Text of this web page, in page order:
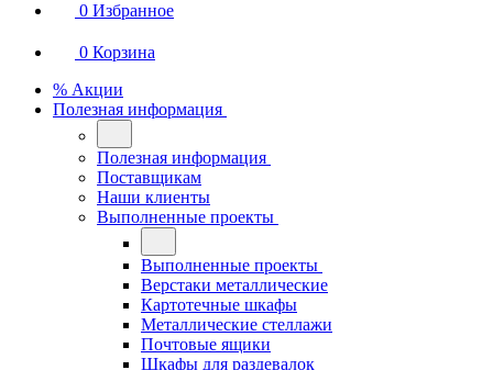
0 Избранное
0 Корзина
% Акции
Полезная информация
Полезная информация
Поставщикам
Наши клиенты
Выполненные проекты
Выполненные проекты
Верстаки металлические
Картотечные шкафы
Металлические стеллажи
Почтовые ящики
Шкафы для раздевалок